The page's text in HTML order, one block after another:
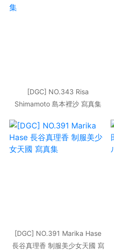
[DGC] NO.343 Risa
Shimamoto 島本裡沙 寫真集
[DGC] NO.391 Marika Hase
長谷真理香 制服美少女天國 寫